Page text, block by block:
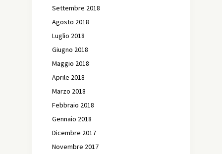
Settembre 2018
Agosto 2018
Luglio 2018
Giugno 2018
Maggio 2018
Aprile 2018
Marzo 2018
Febbraio 2018
Gennaio 2018
Dicembre 2017
Novembre 2017